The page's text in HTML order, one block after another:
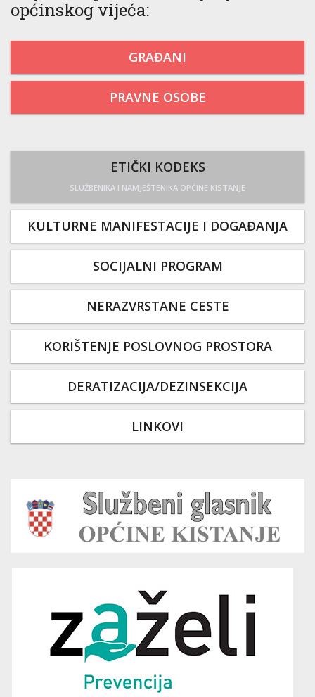
općinskog vijeća:
GRAĐANI
PRAVNE OSOBE
ETIČKI KODEKS
SLUŽBENIKA I NAMJEŠTENIKA OPĆINE KISTANJE
KULTURNE MANIFESTACIJE I DOGAĐANJA
SOCIJALNI PROGRAM
NERAZVRSTANE CESTE
KORIŠTENJE POSLOVNOG PROSTORA
DERATIZACIJA/DEZINSEKCIJA
LINKOVI